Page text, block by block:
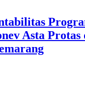
Asta Protas